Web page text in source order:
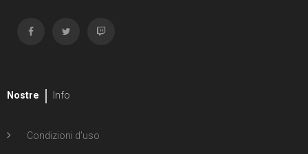
Nostre Info
Condizioni d'uso